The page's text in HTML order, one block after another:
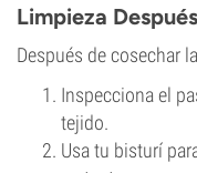
Limpieza
Después de cosechar
Inspecciona el
tejido.
Usa tu bisturí